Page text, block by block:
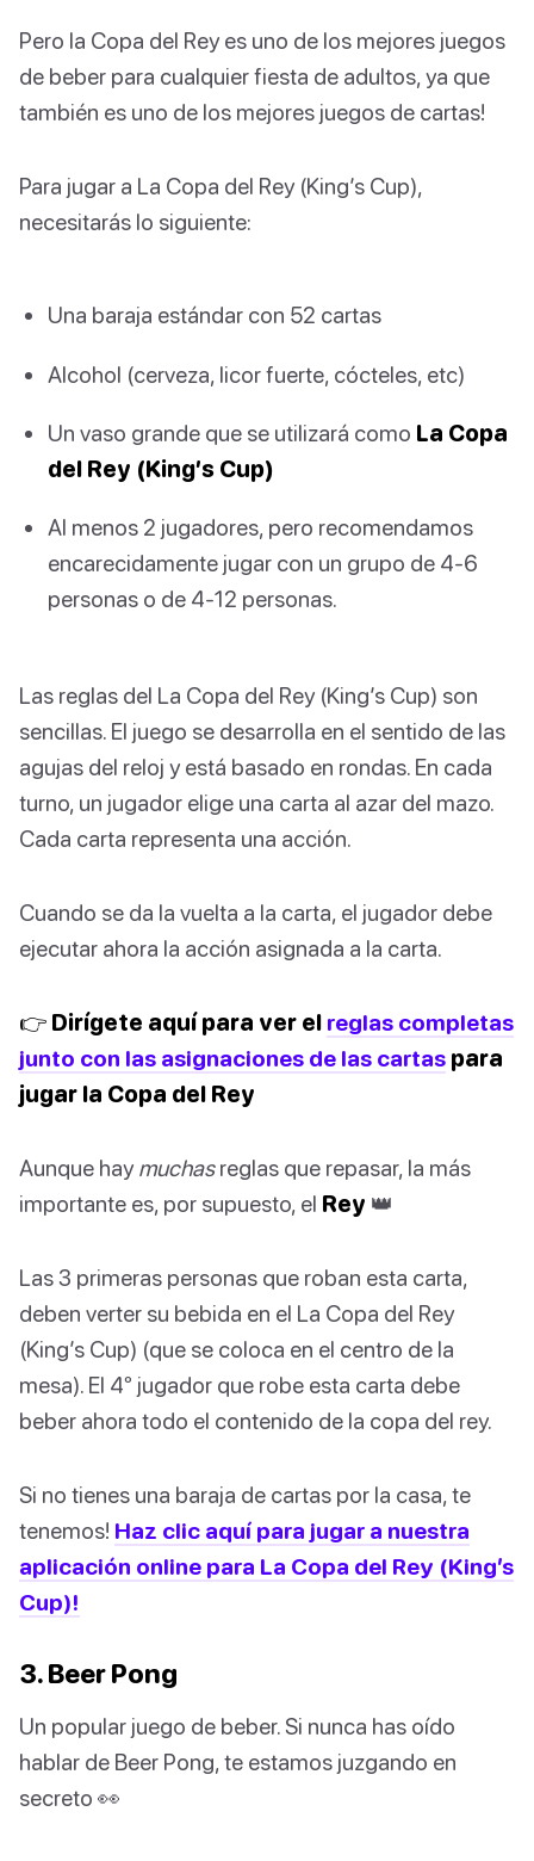
Pero la Copa del Rey es uno de los mejores juegos
de beber para cualquier fiesta de adultos, ya que
también es uno de los mejores juegos de cartas!
Para jugar a La Copa del Rey (King’s Cup),
necesitarás lo siguiente:
Una baraja estándar con 52 cartas
Alcohol (cerveza, licor fuerte, cócteles, etc)
Un vaso grande que se utilizará como La Copa
del Rey (King’s Cup)
Al menos 2 jugadores, pero recomendamos
encarecidamente jugar con un grupo de 4-6
personas o de 4-12 personas.
Las reglas del La Copa del Rey (King’s Cup) son
sencillas. El juego se desarrolla en el sentido de las
agujas del reloj y está basado en rondas. En cada
turno, un jugador elige una carta al azar del mazo.
Cada carta representa una acción.
Cuando se da la vuelta a la carta, el jugador debe
ejecutar ahora la acción asignada a la carta.
👉 Dirígete aquí para ver el reglas completas
junto con las asignaciones de las cartas para
jugar la Copa del Rey
Aunque hay muchasreglas que repasar, la más
importante es, por supuesto, el Rey 👑
Las 3 primeras personas que roban esta carta,
deben verter su bebida en el La Copa del Rey
(King’s Cup) (que se coloca en el centro de la
mesa). El 4º jugador que robe esta carta debe
beber ahora todo el contenido de la copa del rey.
Si no tienes una baraja de cartas por la casa, te
tenemos! Haz clic aquí para jugar a nuestra
aplicación online para La Copa del Rey (King’s
Cup)!
3. Beer Pong
Un popular juego de beber. Si nunca has oído
hablar de Beer Pong, te estamos juzgando en
secreto 👀